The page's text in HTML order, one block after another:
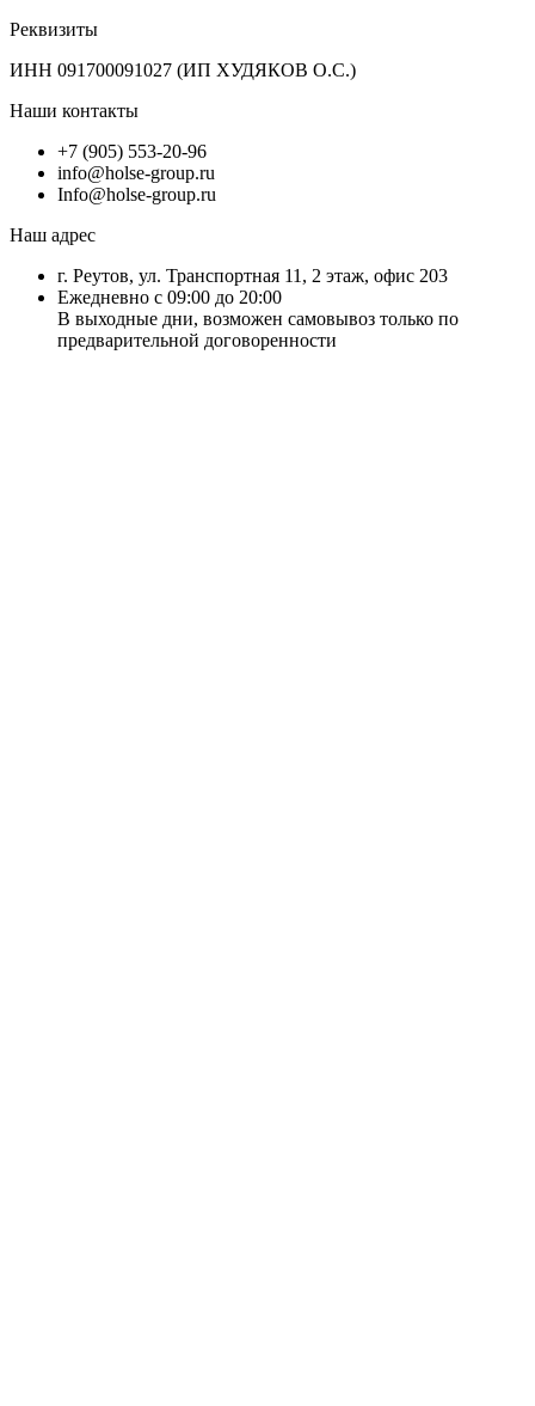
Реквизиты
ИНН 091700091027 (ИП ХУДЯКОВ О.С.)
Наши контакты
+7 (905) 553-20-96
info@holse-group.ru
Info@holse-group.ru
Наш адрес
г. Реутов, ул. Транспортная 11, 2 этаж, офис 203
Ежедневно с 09:00 до 20:00
В выходные дни, возможен самовывоз только по
предварительной договоренности